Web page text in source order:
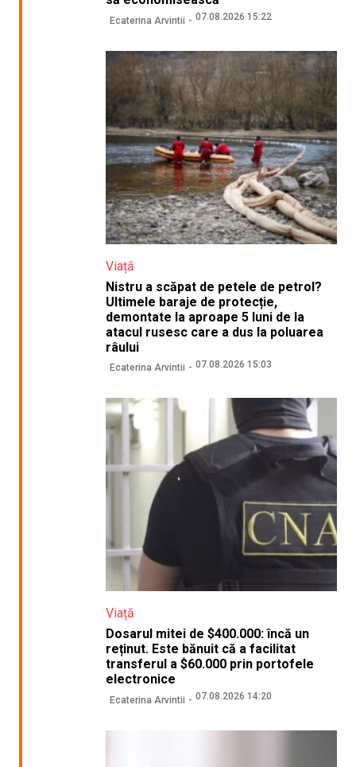
Ecaterina Arvintii 07.08.2026 15:22
Viață
Nistru a scăpat de petele de petrol?
Ultimele baraje de protecție,
demontate la aproape 5 luni de la
atacul rusesc care a dus la poluarea
râului
Ecaterina Arvintii 07.08.2026 15:03
Viață
Dosarul mitei de $400.000: încă un
reținut. Este bănuit că a facilitat
transferul a $60.000 prin portofele
electronice
Ecaterina Arvintii 07.08.2026 14:20